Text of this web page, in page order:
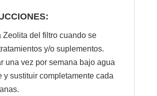
Zeolita del filtro cuando se
y/o suplementos.
una vez por semana bajo agua
y sustituir completamente cada